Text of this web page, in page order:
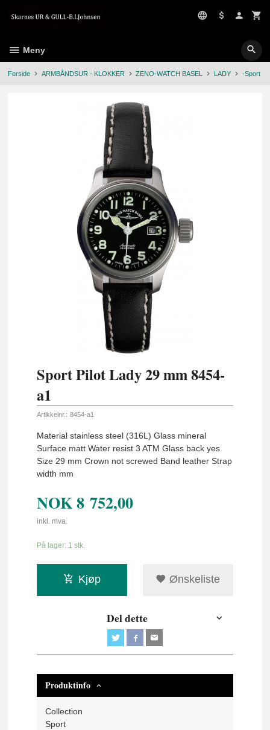
Meny
Forside ARMBÅNDSUR - KLOKKER ZENO-WATCH BASEL LADY -Sport
Sport Pilot Lady 29 mm 8454-
a1
Artikkelnr.: 8454-a1
Material stainless steel (316L) Glass mineral
Surface matt Water resist 3 ATM Glass back yes
Size 29 mm Crown not screwed Band leather Strap
width mm
NOK8 752,00
inkl. mva.
På lager: 1 stk.
Kjøp Ønskeliste
Del dette
Produktinfo
Collection
Sport